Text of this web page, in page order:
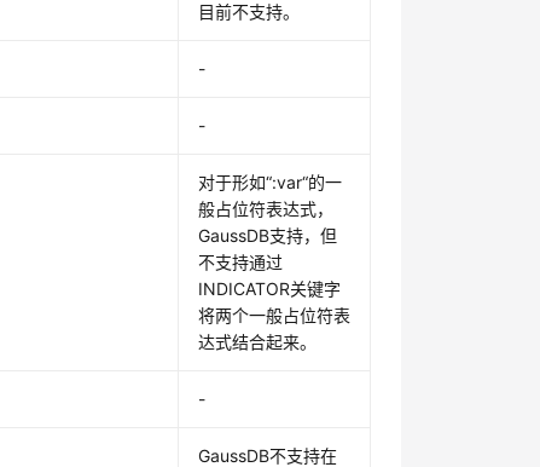
目前不支持。
-
-
对于形如“:var“的一
般占位符表达式，
GaussDB支持，但
不支持通过
INDICATOR关键字
将两个一般占位符表
达式结合起来。
-
GaussDB不支持在